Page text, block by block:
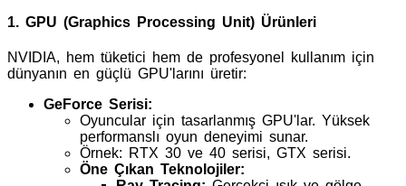
1. GPU (Graphics Processing Unit) Ürünleri
NVIDIA, hem tüketici hem de profesyonel kullanım için
dünyanın en güçlü GPU'larını üretir:
GeForce Serisi:
Oyuncular için tasarlanmış GPU'lar. Yüksek
performanslı oyun deneyimi sunar.
Örnek: RTX 30 ve 40 serisi, GTX serisi.
Öne Çıkan Teknolojiler: